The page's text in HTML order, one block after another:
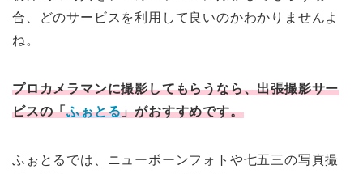
合、どのサービスを利用して良いのかわかりませんよ
ね。
プロカメラマンに撮影してもらうなら、出張撮影サー
ビスの「ふぉとる」がおすすめです。
ふぉとるでは、ニューボーンフォトや七五三の写真撮